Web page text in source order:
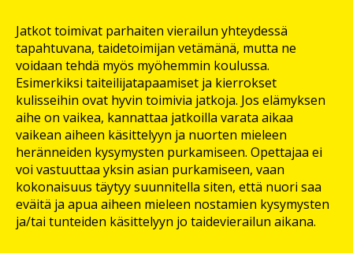
Jatkot toimivat parhaiten vierailun yhteydessä
tapahtuvana, taidetoimijan vetämänä, mutta ne
voidaan tehdä myös myöhemmin koulussa.
Esimerkiksi taiteilijatapaamiset ja kierrokset
kulisseihin ovat hyvin toimivia jatkoja. Jos elämyksen
aihe on vaikea, kannattaa jatkoilla varata aikaa
vaikean aiheen käsittelyyn ja nuorten mieleen
heränneiden kysymysten purkamiseen. Opettajaa ei
voi vastuuttaa yksin asian purkamiseen, vaan
kokonaisuus täytyy suunnitella siten, että nuori saa
eväitä ja apua aiheen mieleen nostamien kysymysten
ja/tai tunteiden käsittelyyn jo taidevierailun aikana.